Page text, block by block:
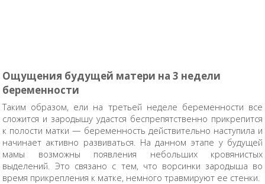
Ощущения будущей матери на 3 недели
беременности
Таким образом, ели на третьей неделе беременности все
сложится и зародышу удастся беспрепятственно прикрепится
к полости матки — беременность действительно наступила и
начинает активно развиваться. На данном этапе у будущей
мамы возможны появления небольших кровянистых
выделений. Это связано с тем, что ворсинки зародыша во
время прикрепления к матке, немного травмируют ее стенки.